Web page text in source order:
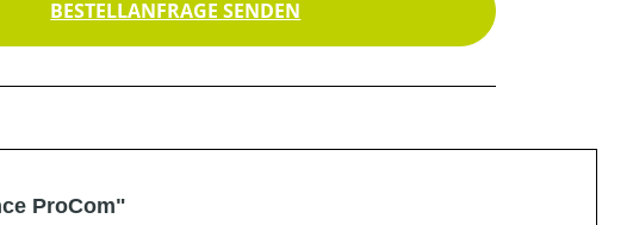
BESTELLANFRAGE SENDEN
ProCom"